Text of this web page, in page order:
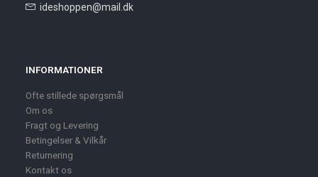
ideshoppen@mail.dk
INFORMATIONER
Ofte stillede spørgsmål
Om os
Fragt og Levering
Betingelser & Vilkår
Returnering
Kontakt os